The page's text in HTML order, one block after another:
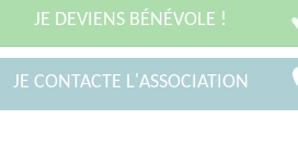
JE DEVIENS BÉNÉVOLE !
JE CONTACTE L'ASSOCIATION